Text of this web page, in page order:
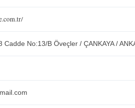
Cadde No:13/B Öveçler / ÇANKAYA /